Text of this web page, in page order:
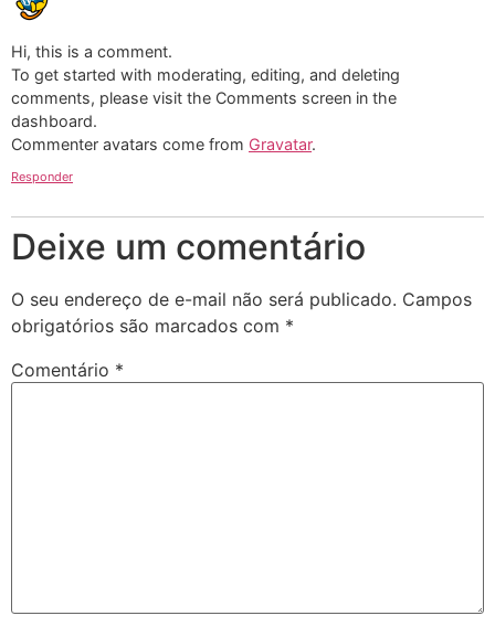
Hi, this is a comment.
To get started with moderating, editing, and deleting
comments, please visit the Comments screen in the
dashboard.
Commenter avatars come from Gravatar.
Responder
Deixe um comentário
O seu endereço de e-mail não será publicado. Campos
obrigatórios são marcados com *
Comentário *